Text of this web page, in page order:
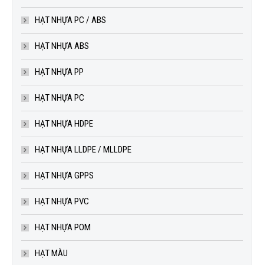
HẠT NHỰA PC / ABS
HẠT NHỰA ABS
HẠT NHỰA PP
HẠT NHỰA PC
HẠT NHỰA HDPE
HẠT NHỰA LLDPE / MLLDPE
HẠT NHỰA GPPS
HẠT NHỰA PVC
HẠT NHỰA POM
HẠT MÀU